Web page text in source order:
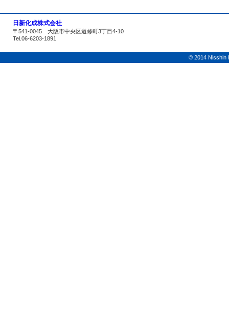
日新化成株式会社
〒541-0045 大阪市中央区道修町3丁目4-10
Tel.06-6203-1891
© 2014 Nisshin